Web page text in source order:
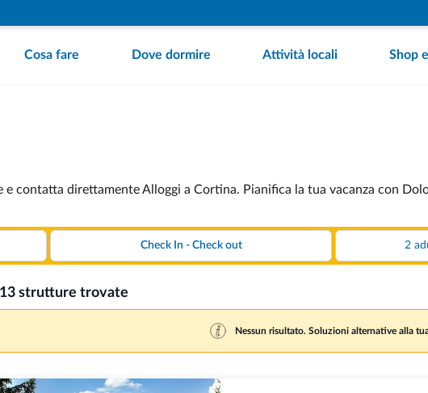
Cosa fare Dove dormire Attività locali Shop
contatta direttamente Alloggi a Cortina. Pianifica la tua vacanza con
strutture trovate
Nessun risultato. Soluzioni alternative alla